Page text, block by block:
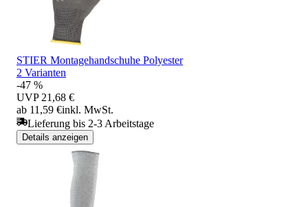
STIER Montagehandschuhe Polyester
2 Varianten
-47 %
UVP 21,68 €
ab 11,59 €inkl. MwSt.
Lieferung bis 2-3 Arbeitstage
Details anzeigen